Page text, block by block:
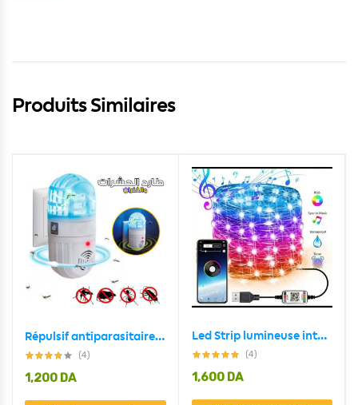
Produits Similaires
Répulsif antiparasitaire ultrasonique 2en1 et zapper d’insectes
(4)
1,200 DA
Led Strip lumineuse intelligente 5M USB Bluetooth pour décoration
(4)
1,600 DA